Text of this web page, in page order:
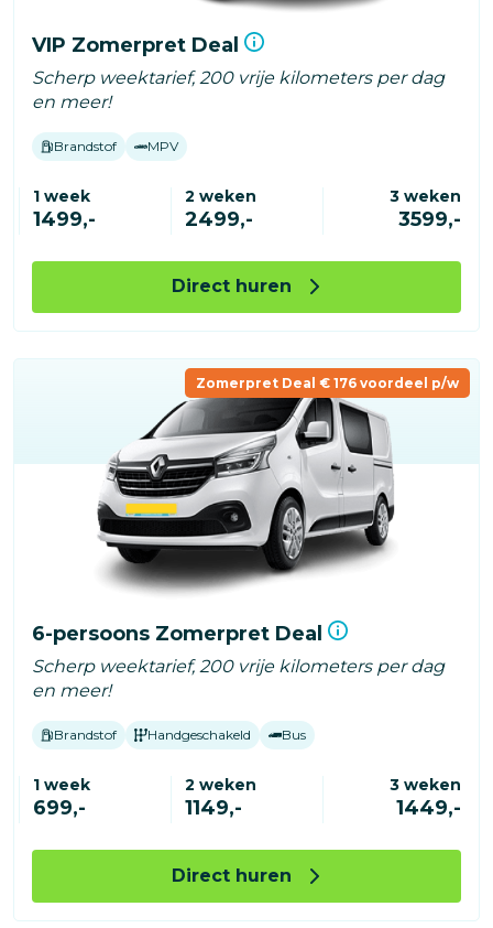
VIP Zomerpret Deal
Scherp weektarief, 200 vrije kilometers per dag
en meer!
Brandstof MPV
1 week
1499,-
2 weken
2499,-
3 weken
3599,-
Direct huren
Zomerpret Deal € 176 voordeel p/w
6-persoons Zomerpret Deal
Scherp weektarief, 200 vrije kilometers per dag
en meer!
Brandstof Handgeschakeld Bus
1 week
699,-
2 weken
1149,-
3 weken
1449,-
Direct huren